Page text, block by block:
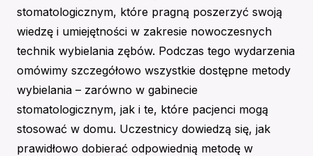
stomatologicznym, które pragną poszerzyć swoją
wiedzę i umiejętności w zakresie nowoczesnych
technik wybielania zębów. Podczas tego wydarzenia
omówimy szczegółowo wszystkie dostępne metody
wybielania – zarówno w gabinecie
stomatologicznym, jak i te, które pacjenci mogą
stosować w domu. Uczestnicy dowiedzą się, jak
prawidłowo dobierać odpowiednią metodę w